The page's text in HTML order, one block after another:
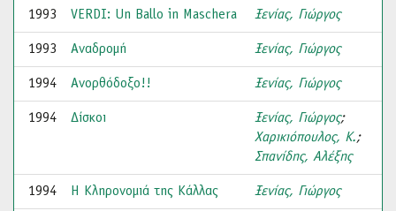
1993 VERDI: Un Ballo in Maschera Ξενίας, Γιώργος
1993 Αναδρομή Ξενίας, Γιώργος
1994 Ανορθόδοξο!! Ξενίας, Γιώργος
1994 Δίσκοι Ξενίας, Γιώργος;
Χαρικιόπουλος, Κ.;
Σπανίδης, Αλέξης
1994 Η Κληρονομιά της Κάλλας Ξενίας, Γιώργος